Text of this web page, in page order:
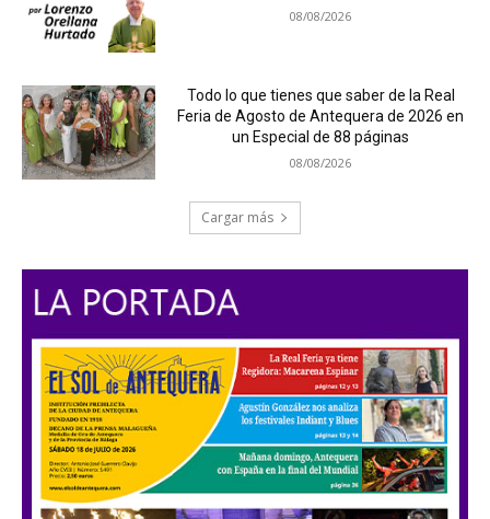
08/08/2026
Todo lo que tienes que saber de la Real
Feria de Agosto de Antequera de 2026 en
un Especial de 88 páginas
08/08/2026
Cargar más